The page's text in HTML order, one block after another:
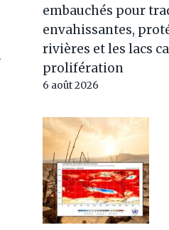
embauchés pour
envahissantes,
rivières et les lacs
prolifération
6 août 2026